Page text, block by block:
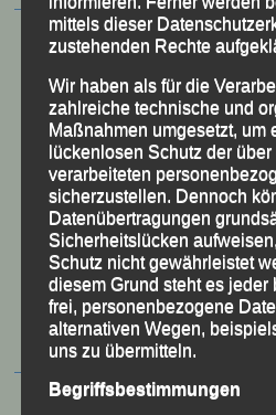
50 Jahre LG
mittels dieser
zustehenden Rechte
Wir haben als für die
zahlreiche technische und
Maßnahmen umgesetzt, um
lückenlosen Schutz der
verarbeiteten
sicherzustellen. Dennoch
Datenübertragungen
Sicherheitslücken
Schutz nicht gewährleistet
diesem Grund steht es jeder
frei, personenbezogene
alternativen Wegen,
uns zu übermitteln.
Begriffsbestimmungen